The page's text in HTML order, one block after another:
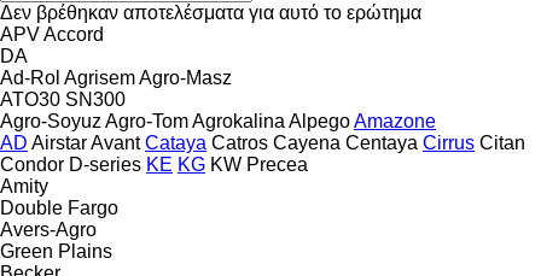
Δεν βρέθηκαν αποτελέσματα για αυτό το ερώτημα
APVAccord
DA
Ad-Rol AgrisemAgro-Masz
ATO30 SN300
Agro-Soyuz Agro-TomAgrokalina AlpegoAmazone
AD AirstarAvant Cataya Catros Cayena Centaya Cirrus Citan
Condor D-series KE KG KW Precea
Amity
Double Fargo
Avers-Agro
Green Plains